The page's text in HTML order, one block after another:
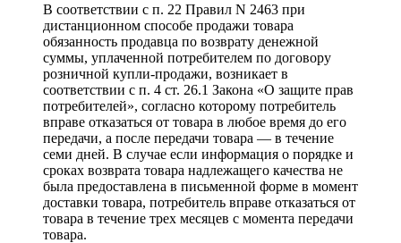
В соответствии с п. 22 Правил N 2463 при
дистанционном способе продажи товара
обязанность продавца по возврату денежной
суммы, уплаченной потребителем по договору
розничной купли-продажи, возникает в
соответствии с п. 4 ст. 26.1 Закона «О защите прав
потребителей», согласно которому потребитель
вправе отказаться от товара в любое время до его
передачи, а после передачи товара — в течение
семи дней. В случае если информация о порядке и
сроках возврата товара надлежащего качества не
была предоставлена в письменной форме в момент
доставки товара, потребитель вправе отказаться от
товара в течение трех месяцев с момента передачи
товара.